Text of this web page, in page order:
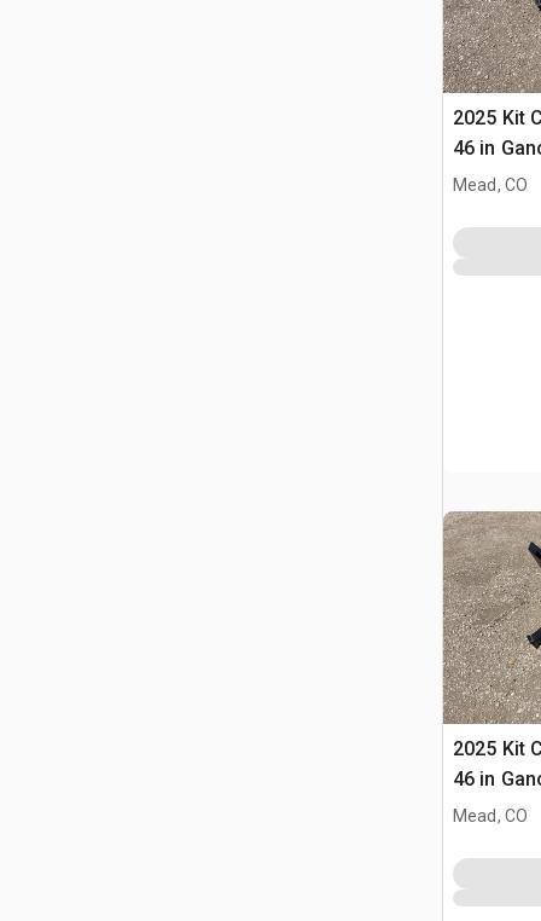
2025 Kit
46 in
Pala
Mead, CO
2025 Kit
46 in
Pala
Mead, CO